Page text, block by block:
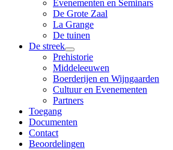
Evenementen en Seminars
De Grote Zaal
La Grange
De tuinen
De streek
Prehistorie
Middeleeuwen
Boerderijen en Wijngaarden
Cultuur en Evenementen
Partners
Toegang
Documenten
Contact
Beoordelingen